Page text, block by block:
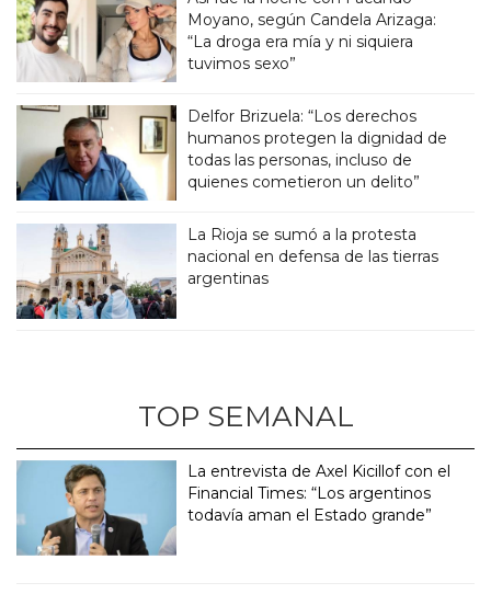
Moyano, según Candela Arizaga:
“La droga era mía y ni siquiera
tuvimos sexo”
Delfor Brizuela: “Los derechos
humanos protegen la dignidad de
todas las personas, incluso de
quienes cometieron un delito”
La Rioja se sumó a la protesta
nacional en defensa de las tierras
argentinas
TOP SEMANAL
La entrevista de Axel Kicillof con el
Financial Times: “Los argentinos
todavía aman el Estado grande”